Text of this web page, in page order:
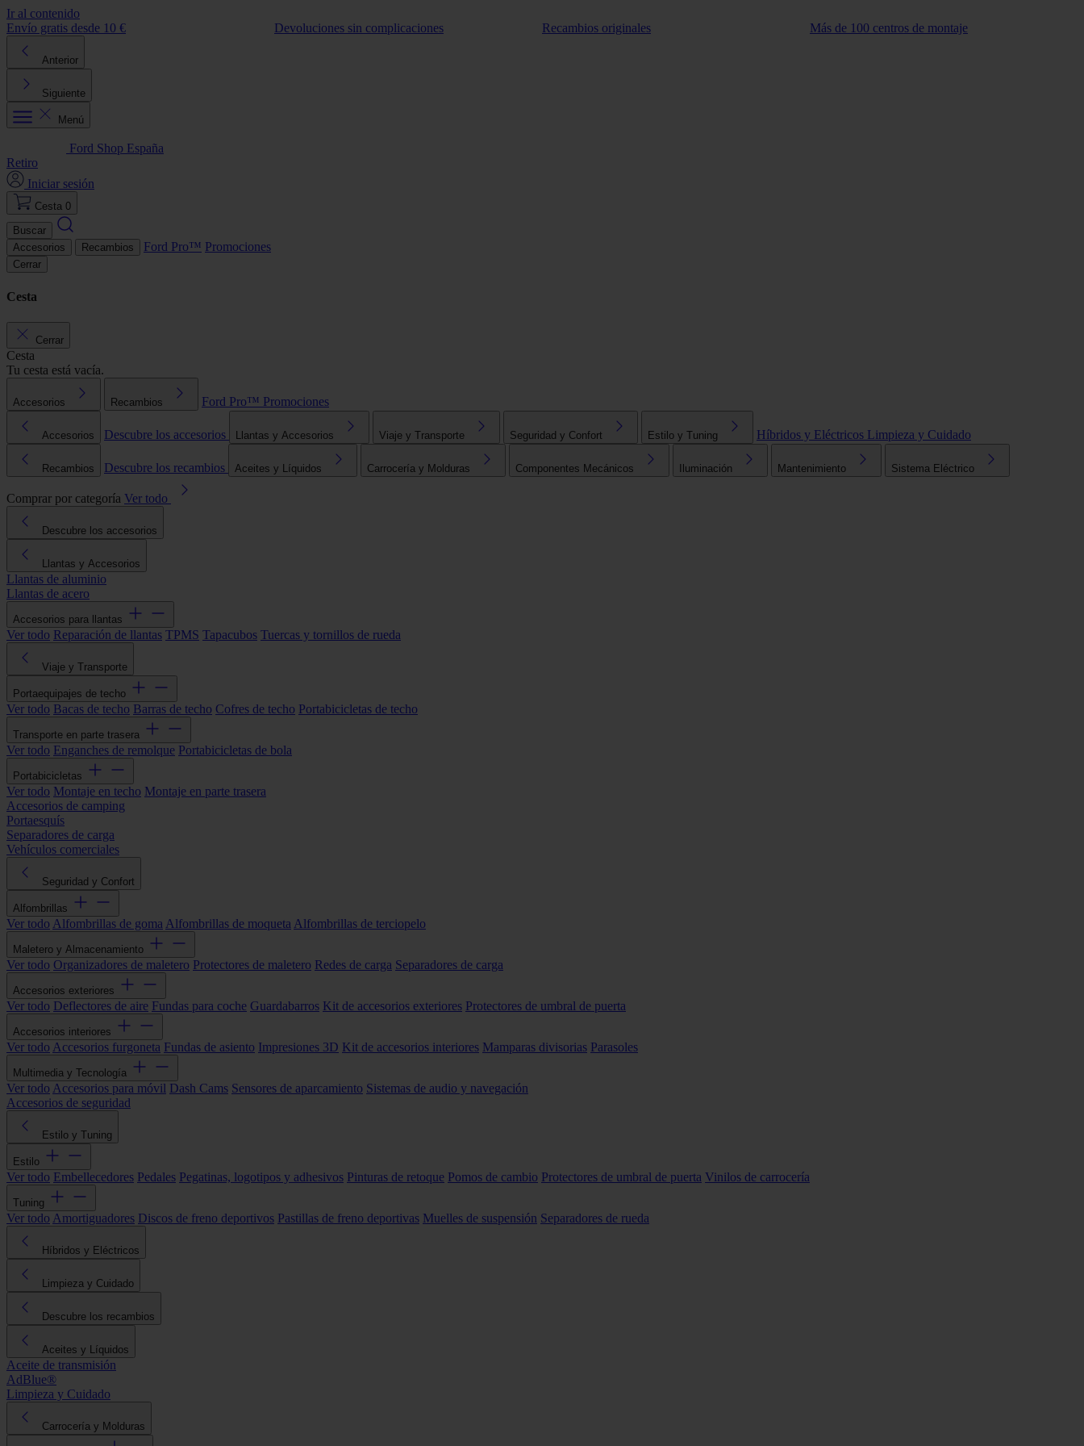
Ir al contenido
Envío gratis desde 10 €
Devoluciones sin complicaciones Recambios originales Más de 100 centros de montaje
Anterior
Siguiente
Menú
Ford Shop España
Retiro
Iniciar sesión
Cesta 0
Buscar
Accesorios
Recambios Ford Pro™ Promociones
Cerrar
Cesta
Cerrar
Cesta
Tu cesta está vacía.
Accesorios Recambios Ford Pro™ Promociones
Accesorios Descubre los accesorios Llantas y Accesorios Viaje y Transporte Seguridad y Confort Estilo y Tuning Híbridos y Eléctricos Limpieza y Cuidado
Recambios Descubre los recambios Aceites y Líquidos Carrocería y Molduras Componentes Mecánicos Iluminación Mantenimiento Sistema Eléctrico
Comprar por categoría Ver todo
Descubre los accesorios
Llantas y Accesorios
Llantas de aluminio
Llantas de acero
Accesorios para llantas
Ver todo Reparación de llantas TPMS Tapacubos Tuercas y tornillos de rueda
Viaje y Transporte
Portaequipajes de techo
Ver todo Bacas de techo Barras de techo Cofres de techo Portabicicletas de techo
Transporte en parte trasera
Ver todo Enganches de remolque Portabicicletas de bola
Portabicicletas
Ver todo Montaje en techo Montaje en parte trasera
Accesorios de camping
Portaesquís
Separadores de carga
Vehículos comerciales
Seguridad y Confort
Alfombrillas
Ver todo Alfombrillas de goma Alfombrillas de moqueta Alfombrillas de terciopelo
Maletero y Almacenamiento
Ver todo Organizadores de maletero Protectores de maletero Redes de carga Separadores de carga
Accesorios exteriores
Ver todo Deflectores de aire Fundas para coche Guardabarros Kit de accesorios exteriores Protectores de umbral de puerta
Accesorios interiores
Ver todo Accesorios furgoneta Fundas de asiento Impresiones 3D Kit de accesorios interiores Mamparas divisorias Parasoles
Multimedia y Tecnología
Ver todo Accesorios para móvil Dash Cams Sensores de aparcamiento Sistemas de audio y navegación
Accesorios de seguridad
Estilo y Tuning
Estilo
Ver todo Embellecedores Pedales Pegatinas, logotipos y adhesivos Pinturas de retoque Pomos de cambio Protectores de umbral de puerta Vinilos de carrocería
Tuning
Ver todo Amortiguadores Discos de freno deportivos Pastillas de freno deportivas Muelles de suspensión Separadores de rueda
Híbridos y Eléctricos
Limpieza y Cuidado
Descubre los recambios
Aceites y Líquidos
Aceite de transmisión
AdBlue®
Limpieza y Cuidado
Carrocería y Molduras